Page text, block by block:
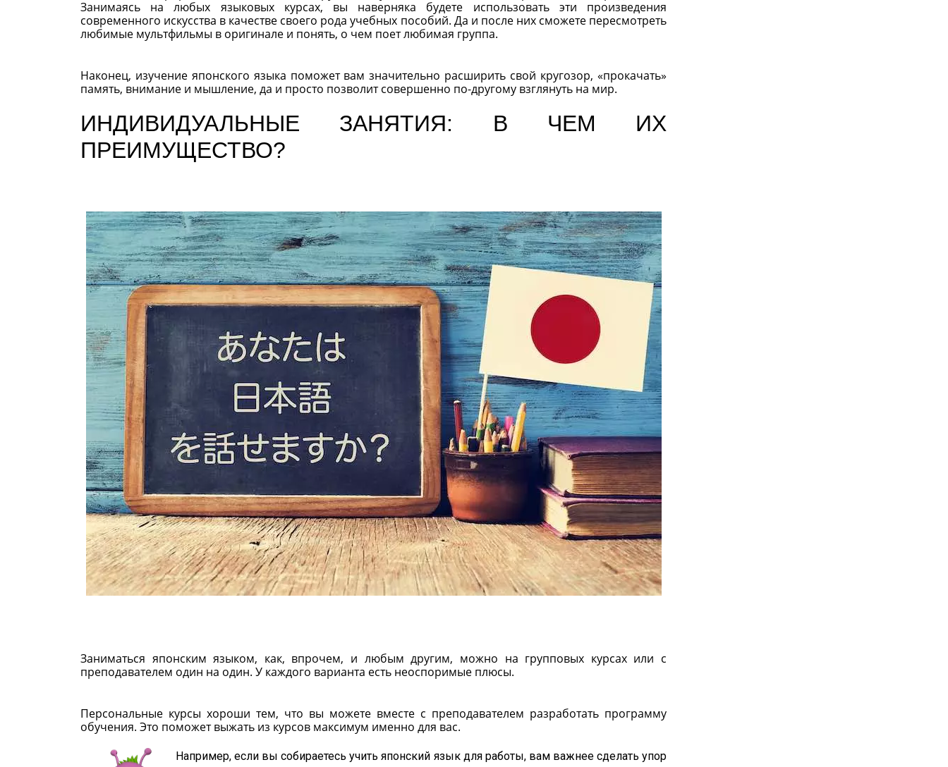
Занимаясь на любых языковых курсах, вы наверняка будете использовать эти произведения
современного искусства в качестве своего рода учебных пособий. Да и после них сможете пересмотреть
любимые мультфильмы в оригинале и понять, о чем поет любимая группа.
Наконец, изучение японского языка поможет вам значительно расширить свой кругозор, «прокачать»
память, внимание и мышление, да и просто позволит совершенно по-другому взглянуть на мир.
ИНДИВИДУАЛЬНЫЕ ЗАНЯТИЯ: В ЧЕМ ИХ
ПРЕИМУЩЕСТВО?
Заниматься японским языком, как, впрочем, и любым другим, можно на групповых курсах или с
преподавателем один на один. У каждого варианта есть неоспоримые плюсы.
Персональные курсы хороши тем, что вы можете вместе с преподавателем разработать программу
обучения. Это поможет выжать из курсов максимум именно для вас.
Например, если вы собираетесь учить японский язык для работы, вам важнее сделать упор